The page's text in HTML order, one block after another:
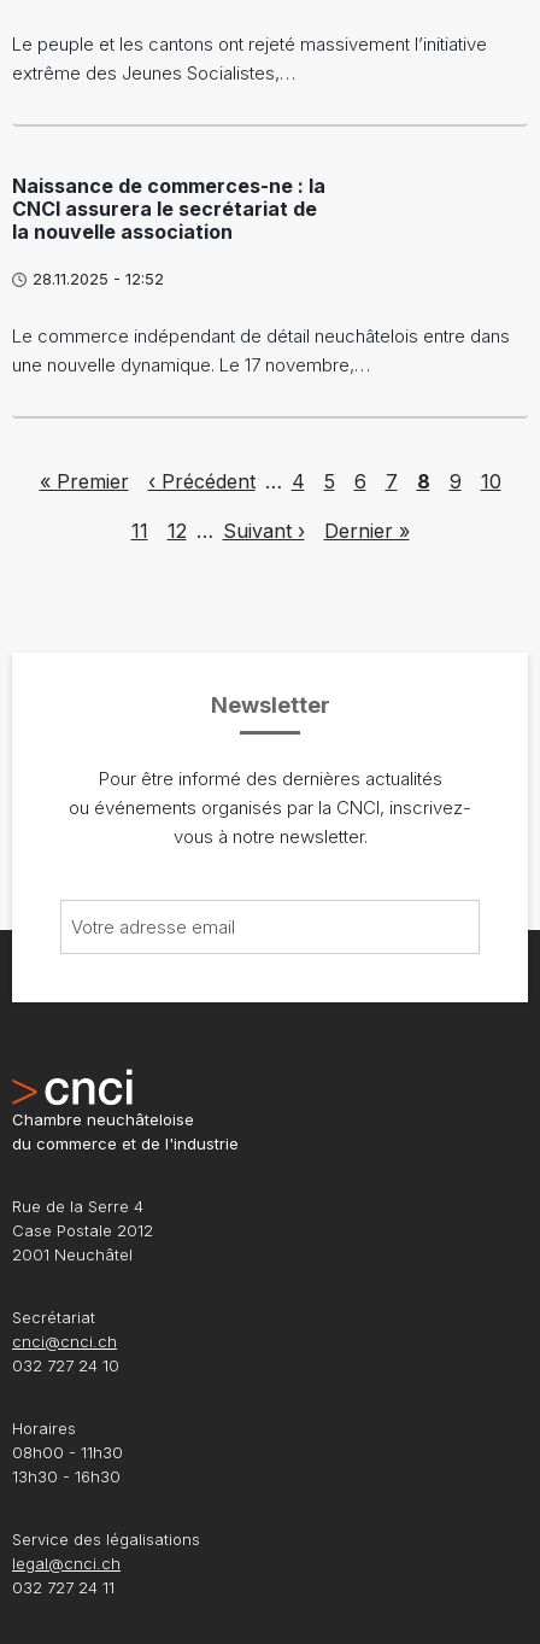
Le peuple et les cantons ont rejeté massivement l’initiative
extrême des Jeunes Socialistes,…
Naissance de commerces-ne : la
CNCI assurera le secrétariat de
la nouvelle association
28.11.2025 - 12:52
Le commerce indépendant de détail neuchâtelois entre dans
une nouvelle dynamique. Le 17 novembre,…
First page
« Premier Previous page
‹ Précédent … Page
4 Page
5 Page
6 Page
7 Page
8 Page
9 Page
10
Page
11 Page
12 … Next page
Suivant › Last page
Dernier »
Newsletter
Pour être informé des dernières actualités
ou événements organisés par la CNCI, inscrivez-
vous à notre newsletter.
Chambre neuchâteloise
du commerce et de l'industrie
Rue de la Serre 4
Case Postale 2012
2001 Neuchâtel
Secrétariat
cnci@cnci.ch
032 727 24 10
Horaires
08h00 - 11h30
13h30 - 16h30
Service des légalisations
legal@cnci.ch
032 727 24 11